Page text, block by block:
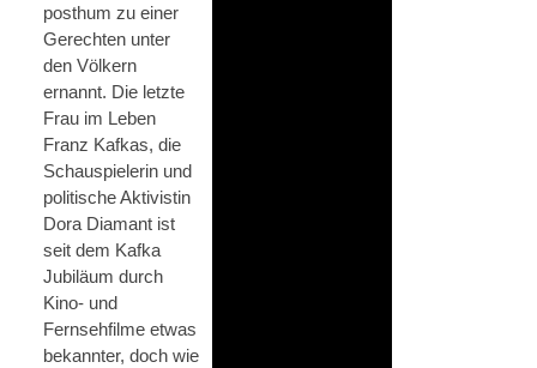
posthum zu einer
Gerechten unter
den Völkern
ernannt. Die letzte
Frau im Leben
Franz Kafkas, die
Schauspielerin und
politische Aktivistin
Dora Diamant ist
seit dem Kafka
Jubiläum durch
Kino- und
Fernsehfilme etwas
bekannter, doch wie